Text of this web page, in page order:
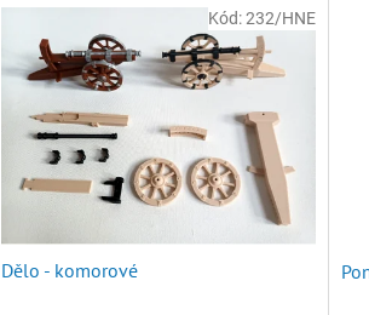
Dělo - komorové
Kód:232/HNE